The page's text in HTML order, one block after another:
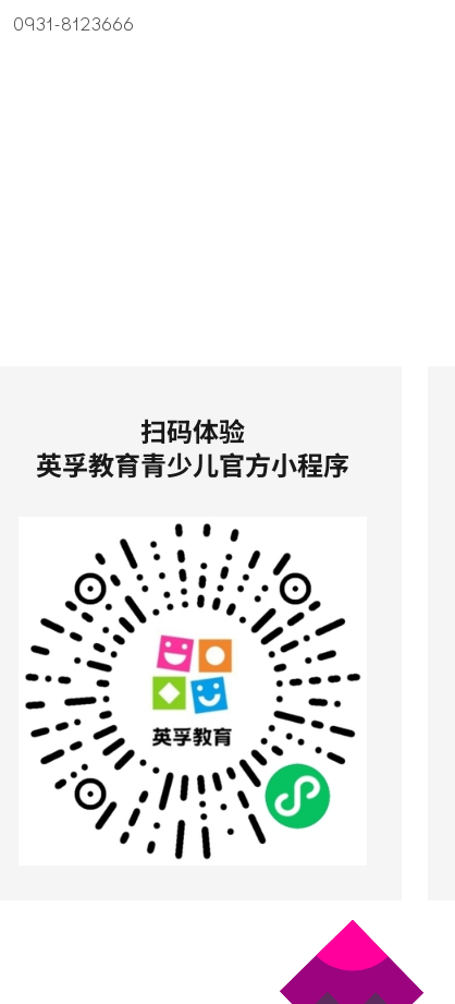
0931-8123666
扫码体验
英孚教育青少儿官方小程序